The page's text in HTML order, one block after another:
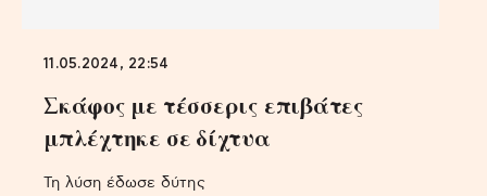
11.05.2024, 22:54
Σκάφος με τέσσερις επιβάτες
μπλέχτηκε σε δίχτυα
Τη λύση έδωσε δύτης